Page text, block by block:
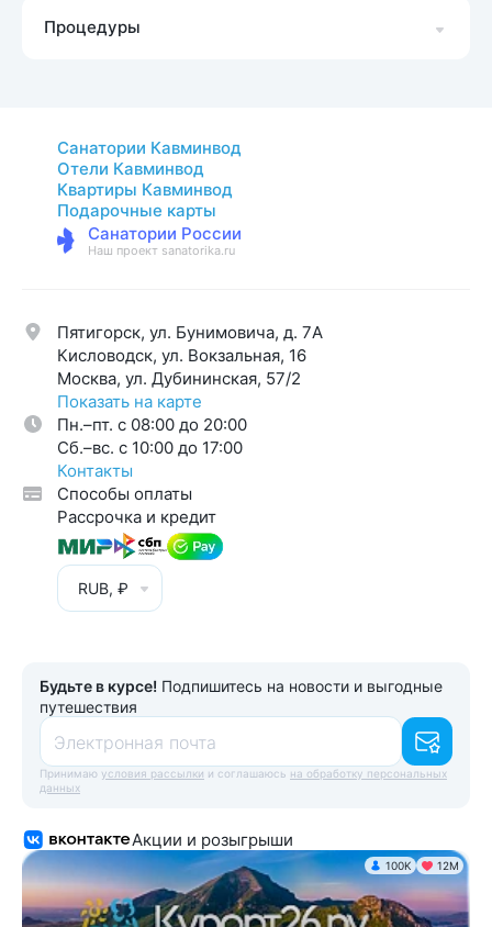
Процедуры
Санатории Кавминвод
Отели Кавминвод
Квартиры Кавминвод
Подарочные карты
Санатории России
Наш проект sanatorika.ru
Пятигорск, ул. Бунимовича, д. 7A
Кисловодск, ул. Вокзальная, 16
Москва, ул. Дубининская, 57/2
Показать на карте
Пн.–пт. с 08:00 до 20:00
Cб.–вс. с 10:00 до 17:00
Контакты
Способы оплаты
Рассрочка и кредит
RUB, ₽
Будьте в курсе! Подпишитесь на новости и выгодные
путешествия
Электронная почта
Принимаю условия рассылки и соглашаюсь на обработку персональных
данных
Акции и розыгрыши
100K 12М